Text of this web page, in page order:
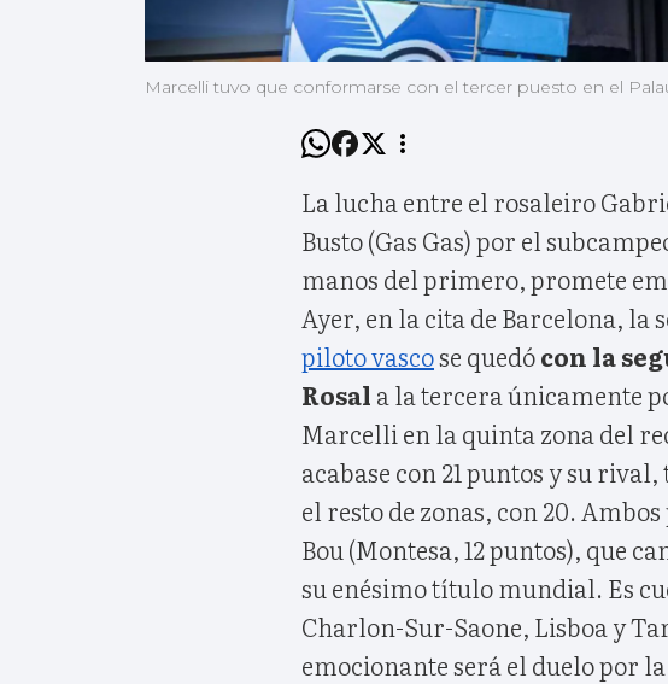
Marcelli tuvo que conformarse con el tercer puesto en el
La lucha entre el rosaleiro
Busto (Gas Gas) por el
manos del primero, promete
Ayer, en la cita de Barcelona, la
piloto vascose quedócon la
Rosal a la tercera únicamente
Marcelli en la quinta zona del
acabase con 21 puntos y su
el resto de zonas, con 20.
Bou (Montesa, 12 puntos), que
su enésimo título mundial. Es
Charlon-Sur-Saone, Lisboa y
emocionante será el duelo por